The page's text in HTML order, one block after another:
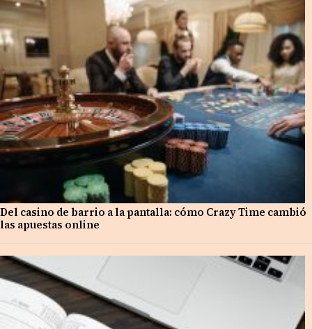
Del casino de barrio a la pantalla: cómo Crazy Time cambió
las apuestas online